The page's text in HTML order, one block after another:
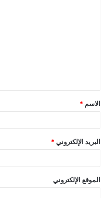
ق
*
الاسم *
البريد الإلكتروني *
الموقع الإلكتروني